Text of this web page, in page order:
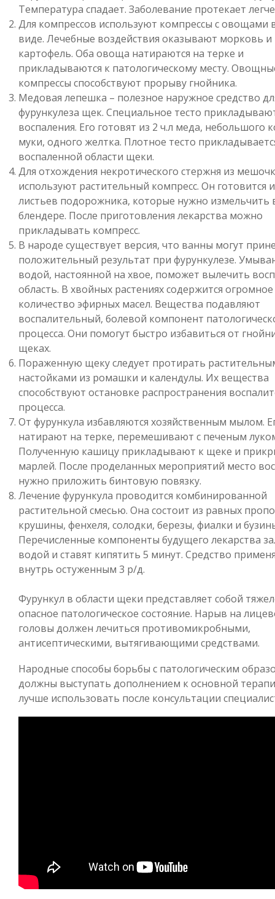
Температура спадает. Заболевание протекает
Для компрессов используют компрессы с овощами
виде. Лечебные воздействия оказывают морковь и
картофель. Оба овоща натираются на терке и
прикладываются к патологическому месту.
компрессы способствуют прорыву гнойника.
Медовая лепешка – полезное наружное средство
фурункулеза щек. Специальное тесто
воспаления. Его готовят из 2 ч.л меда, небольшого
муки, одного желтка. Плотное тесто
воспаленной области щеки.
Для отхождения некротического стержня из
используют растительный компресс. Он готовится
листьев подорожника, которые нужно измельчить
блендере. После приготовления лекарства можно
прикладывать компресс.
В народе существует версия, что ванны могут
положительный результат при фурункулезе.
водой, настоянной на хвое, поможет вылечить
область. В хвойных растениях содержится огромное
количество эфирных масел. Вещества подавляют
воспалительный, болевой компонент
процесса. Они помогут быстро избавиться от
щеках.
Пораженную щеку следует протирать
настойками из ромашки и календулы. Их вещества
способствуют остановке распространения
процесса.
От фурункула избавляются хозяйственным мылом.
натирают на терке, перемешивают с печеным
Полученную кашицу прикладывают к щеке и
марлей. После проделанных мероприятий место
нужно приложить бинтовую повязку.
Лечение фурункула проводится комбинированной
растительной смесью. Она состоит из равных
крушины, фенхеля, солодки, березы, фиалки и
Перечисленные компоненты будущего лекарства
водой и ставят кипятить 5 минут. Средство
внутрь остуженным 3 р/д.
Фурункул в области щеки представляет собой
опасное патологическое состояние. Нарыв на
головы должен лечиться противомикробными,
антисептическими, вытягивающими средствами.
Народные способы борьбы с патологическим
должны выступать дополнением к основной
лучше использовать после консультации